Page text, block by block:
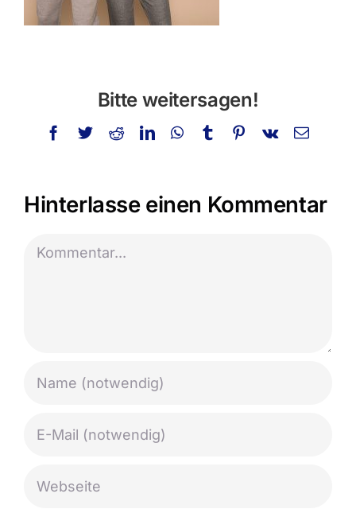
Bitte weitersagen!
Facebook
TwitterRedditLinkedInWhatsApp
TumblrPinterest
Vk
E-
Hinterlasse einen Kommentar
Kommentar